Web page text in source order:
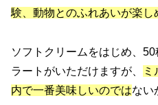
験、動物とのふれあいが楽し
ソフトクリームをはじめ、
ラートがいただけますが、
内で一番美味しいのではない